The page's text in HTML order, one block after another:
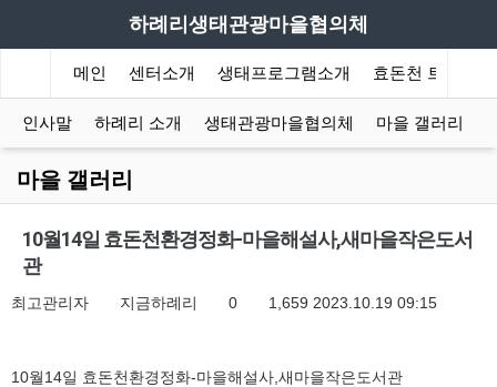
하례리생태관광마을협의체
메인 센터소개 생태프로그램소개 효돈천 트레킹
인사말 하례리 소개 생태관광마을협의체 마을 갤러리
마을 갤러리
10월14일 효돈천환경정화-마을해설사,새마을작은도서
관
최고관리자 지금하례리 0 1,659 2023.10.19 09:15
10월14일 효돈천환경정화-마을해설사,새마을작은도서관